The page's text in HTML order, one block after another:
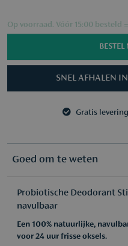
Op voorraad. Vóór 15:00 besteld
BESTEL
SNEL AFHALEN
Gratis
Goed om te weten
Probiotische Deodorant
navulbaar
Een 100% natuurlijke,
voor 24 uur frisse oksels.